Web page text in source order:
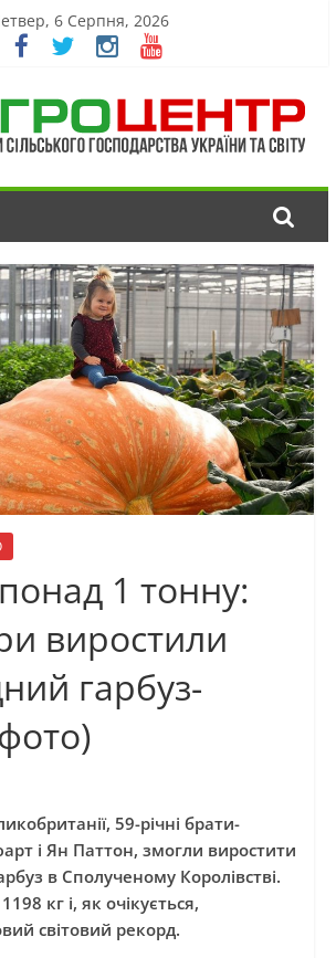
6 Серпня, 2026
1 тонну:
виростили
гарбуз-
59-річні брати-
і Ян Паттон, змогли виростити
в Сполученому Королівстві.
кг і, як очікується,
світовий рекорд.